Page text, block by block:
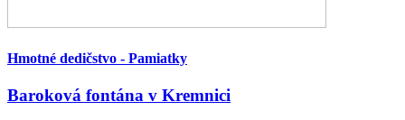
Hmotné dedičstvo - Pamiatky
Baroková fontána v Kremnici